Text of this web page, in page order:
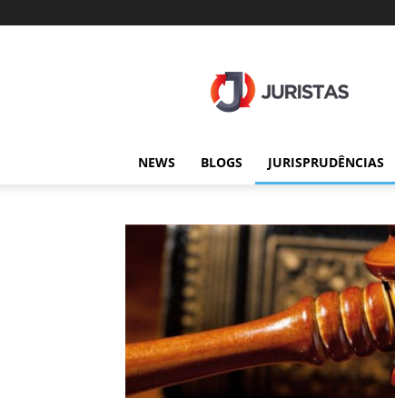
NEWS BLOGS JURISPRUDÊNCIAS